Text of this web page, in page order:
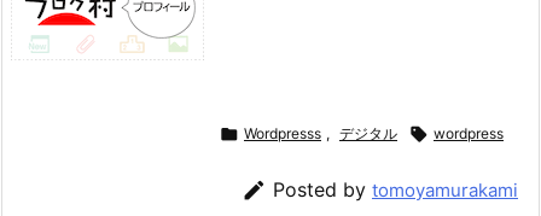
 Wordpresss , デジタル  wordpress
 Posted by tomoyamurakami